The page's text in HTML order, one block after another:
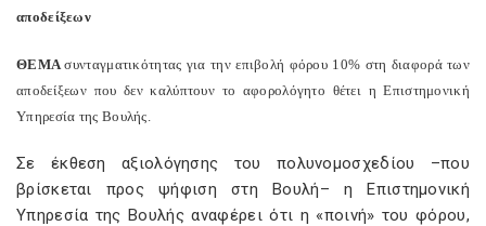
αποδείξεων
ΘEMAσυνταγματικότητας για την επιβολή φόρου 10% στη διαφορά των
αποδείξεων που δεν καλύπτουν το αφορολόγητο θέτει η Επιστημονική
Υπηρεσία της Βουλής.
Σε έκθεση αξιολόγησης του πολυνομοσχεδίου –που
βρίσκεται προς ψήφιση στη Βουλή– η Επιστημονική
Υπηρεσία της Βουλής αναφέρει ότι η «ποινή» του φόρου,